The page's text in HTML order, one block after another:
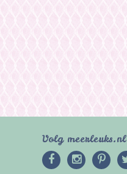
Volg meerleuks.nl